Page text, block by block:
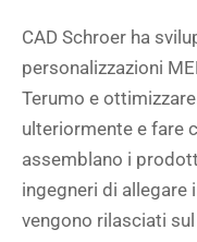
CAD Schroer ha
personalizzazioni
Terumo e
ulteriormente e fare
assemblano i
ingegneri di allegare
vengono rilasciati